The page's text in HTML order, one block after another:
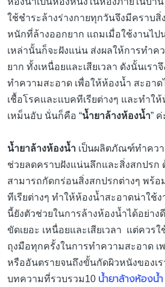
ใช้ชำระล้างร่างกายทุกวันจึงมีคราบ
หนักที่ล้างออกยาก แถมเมื่อใช้งานไป
เหล่านั้นก็จะฝังแน่น ส่งผลให้การทำค
ยาก ทั้งเหนื่อยและเสียเวลา ดังนั้นเรา
ทำความสะอาด เพื่อให้ห้องน้ำ สะอา
เชื้อโรคและเเบคทีเรียต่างๆ และทำใ
เหม็นอับ นั่นก็คือ “น้ำยาล้างห้องน้ำ” ค่
น้ำยาล้างห้องน้ำ เป็นผลิตภัณฑ์ทำคว
ช่วยลดคราบฝังแน่นลึกและสิ่งสกปรก
สามารถกัดกร่อนสิ่งสกปรกต่างๆ พร้อ
ทีเรียต่างๆ ทำให้ห้องน้ำสะอาดน่าใช้
นี้ยังตัวช่วยในการล้างห้องน้ำได้อย่าง
ขัดเยอะ เหนื่อยและเสียเวลา แต่ควร
ถุงมือทุกครั้งในการทำความสะอาด เ
หรืออันตรายจนถึงขั้นกัดผิวหนังของเ
บทความที่รวบรวม10 น้ำยาล้างห้องน้